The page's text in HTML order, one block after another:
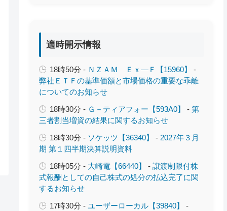
適時開示情報
18時50分 - ＮＺＡＭ Ｅｘ―Ｆ【15960】
-
弊社ＥＴＦの基準価額と市場価格の重要な乖離
についてのお知らせ
18時30分 - Ｇ－ティアフォー【593A0】 -第
三者割当増資の結果に関するお知らせ
18時30分 - ソケッツ【36340】 -2027年３月
期 第１四半期決算説明資料
18時05分 - 大崎電【66440】 -譲渡制限付株
式報酬としての自己株式の処分の払込完了に関
するお知らせ
17時30分 -ユーザーローカル【39840】
-